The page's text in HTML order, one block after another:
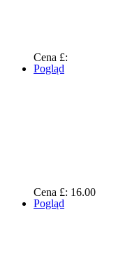
Cena £:
Pogląd
Cena £: 16.00
Pogląd